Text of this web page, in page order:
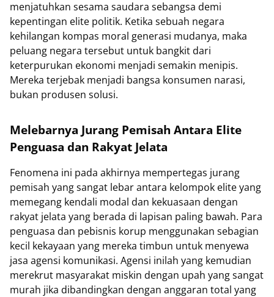
menjatuhkan sesama saudara sebangsa demi
kepentingan elite politik. Ketika sebuah negara
kehilangan kompas moral generasi mudanya, maka
peluang negara tersebut untuk bangkit dari
keterpurukan ekonomi menjadi semakin menipis.
Mereka terjebak menjadi bangsa konsumen narasi,
bukan produsen solusi.
Melebarnya Jurang Pemisah Antara Elite
Penguasa dan Rakyat Jelata
Fenomena ini pada akhirnya mempertegas jurang
pemisah yang sangat lebar antara kelompok elite yang
memegang kendali modal dan kekuasaan dengan
rakyat jelata yang berada di lapisan paling bawah. Para
penguasa dan pebisnis korup menggunakan sebagian
kecil kekayaan yang mereka timbun untuk menyewa
jasa agensi komunikasi. Agensi inilah yang kemudian
merekrut masyarakat miskin dengan upah yang sangat
murah jika dibandingkan dengan anggaran total yang